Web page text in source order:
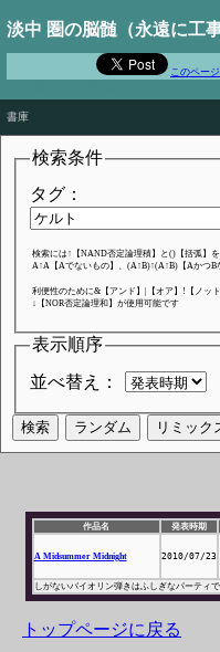
淡中 圏の脳髄（永遠に工事
このペー
書庫
検索条件
タグ：
検索には↑【NAND否定論理積】と()【括弧】
A↑A【Aでないもの】、(A↑B)↑(A↑B)【AかつB
利便性のために&【アンド】|【オア】!【ノ
↓【NOR否定論理和】が使用可能です
表示順序
並べ替え：
作品名 発表時期
A Midsummer Midnight 2010/07/23
しがないバイオリン弾きはふしぎなパーティ
トップページに戻る